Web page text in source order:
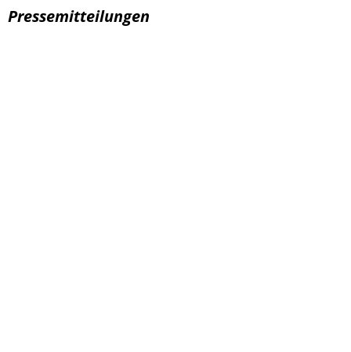
Pressemitteilungen